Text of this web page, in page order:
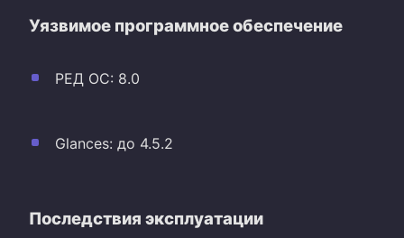
Уязвимое программное обеспечение
РЕД ОС: 8.0
Glances: до 4.5.2
Последствия эксплуатации